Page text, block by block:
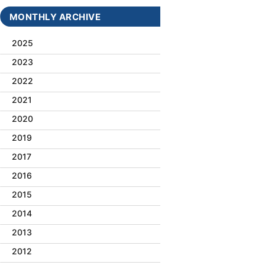
MONTHLY ARCHIVE
2025
2023
2022
2021
2020
2019
2017
2016
2015
2014
2013
2012